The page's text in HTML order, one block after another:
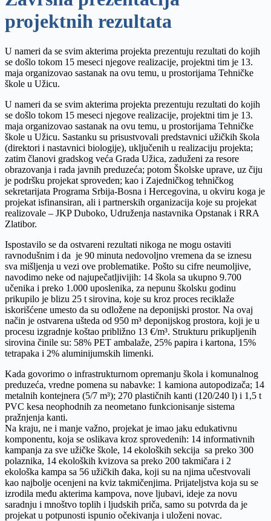
projektnih rezultata
U nameri da se svim akterima projekta prezentuju rezultati do kojih
se došlo tokom 15 meseci njegove realizacije, projektni tim je 13.
maja organizovao sastanak na ovu temu, u prostorijama Tehničke
škole u Užicu.
U nameri da se svim akterima projekta prezentuju rezultati do kojih
se došlo tokom 15 meseci njegove realizacije, projektni tim je 13.
maja organizovao sastanak na ovu temu, u prostorijama Tehničke
škole u Užicu. Sastanku su prisustvovali predstavnici užičkih škola
(direktori i nastavnici biologije), uklјučenih u realizaciju projekta;
zatim članovi gradskog veća Grada Užica, zaduženi za resore
obrazovanja i rada javnih preduzeća; potom Školske uprave, uz čiju
je podršku projekat sproveden; kao i Zajedničkog tehničkog
sekretarijata Programa Srbija-Bosna i Hercegovina, u okviru koga je
projekat isfinansiran, ali i partnerskih organizacija koje su projekat
realizovale – JKP Duboko, Udruženja nastavnika Opstanak i RRA
Zlatibor.
Ispostavilo se da ostvareni rezultati nikoga ne mogu ostaviti
ravnodušnim i da je 90 minuta nedovolјno vremena da se iznesu
sva mišlјenja u vezi ove problematike. Pošto su cifre neumolјive,
navodimo neke od najupečatlјivijih: 14 škola sa ukupno 9.700
učenika i preko 1.000 uposlenika, za nepunu školsku godinu
prikupilo je blizu 25 t sirovina, koje su kroz proces reciklaže
iskorišćene umesto da su odložene na deponijski prostor. Na ovaj
način je ostvarena ušteda od 950 m³ deponijskog prostora, koji je u
procesu izgradnje koštao približno 13 €/m³. Strukturu prikuplјenih
sirovina činile su: 58% PET ambalaže, 25% papira i kartona, 15%
tetrapaka i 2% aluminijumskih limenki.
Kada govorimo o infrastrukturnom opremanju škola i komunalnog
preduzeća, vredne pomena su nabavke: 1 kamiona autopodizača; 14
metalnih kontejnera (5/7 m³); 270 plastičnih kanti (120/240 l) i 1,5 t
PVC kesa neophodnih za neometano funkcionisanje sistema
pražnjenja kanti.
Na kraju, ne i manje važno, projekat je imao jaku edukativnu
komponentu, koja se oslikava kroz sprovedenih: 14 informativnih
kampanja za sve užičke škole, 14 ekoloških sekcija sa preko 300
polaznika, 14 ekoloških kvizova sa preko 200 takmičara i 2
ekološka kampa sa 56 užičkih đaka, koji su na njima učestvovali
kao najbolјe ocenjeni na kviz takmičenjima. Prijatelјstva koja su se
izrodila među akterima kampova, nove lјubavi, ideje za novu
saradnju i mnoštvo toplih i lјudskih priča, samo su potvrda da je
projekat u potpunosti ispunio očekivanja i uloženi novac.